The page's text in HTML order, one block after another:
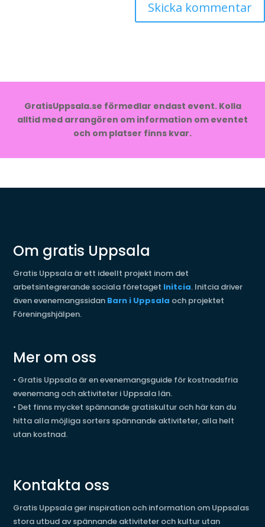
GratisUppsala.se förmedlar endast event. Kolla
alltid med arrangören om information om eventet
och om platser finns kvar.
Om gratis Uppsala
Gratis Uppsala är ett ideellt projekt inom det
arbetsintegrerande sociala företaget Initcia. Initcia driver
även evenemangssidan Barn i Uppsala och projektet
Föreningshjälpen.
Mer om oss
• Gratis Uppsala är en evenemangsguide för kostnadsfria
evenemang och aktiviteter i Uppsala län.
• Det finns mycket spännande gratiskultur och här kan du
hitta alla möjliga sorters spännande aktiviteter, alla helt
utan kostnad.
Kontakta oss
Gratis Uppsala ger inspiration och information om Uppsalas
stora utbud av spännande aktiviteter och kultur utan